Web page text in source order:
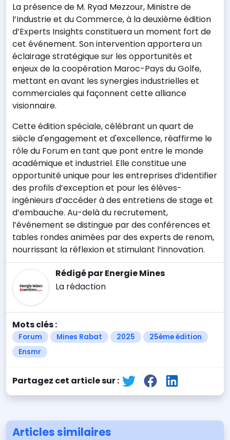
La présence de M. Ryad Mezzour, Ministre de
l’Industrie et du Commerce, à la deuxième édition
d’Experts Insights constituera un moment fort de
cet événement. Son intervention apportera un
éclairage stratégique sur les opportunités et
enjeux de la coopération Maroc-Pays du Golfe,
mettant en avant les synergies industrielles et
commerciales qui façonnent cette alliance
visionnaire.
Cette édition spéciale, célébrant un quart de
siècle d'engagement et d'excellence, réaffirme le
rôle du Forum en tant que pont entre le monde
académique et industriel. Elle constitue une
opportunité unique pour les entreprises d’identifier
des profils d’exception et pour les élèves-
ingénieurs d’accéder à des entretiens de stage et
d’embauche. Au-delà du recrutement,
l’événement se distingue par des conférences et
tables rondes animées par des experts de renom,
nourrissant la réflexion et stimulant l’innovation.
Rédigé par Energie Mines
La rédaction
Mots clés :
Forum Mines Rabat 2025
25ème édition
Ensmr
Partagez cet article sur :
Articles similaires